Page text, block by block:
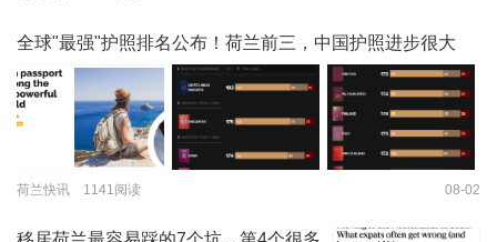
全球"最强"护照排名公布！荷兰前三，中国护照进步很大
荷兰快讯 1141阅读 08-02